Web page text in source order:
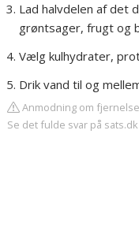
Lad halvdelen af det
grøntsager, frugt og
Vælg kulhydrater,
Drik vand til og
Anmodning om fjernelse
Se det fulde svar på sats.dk